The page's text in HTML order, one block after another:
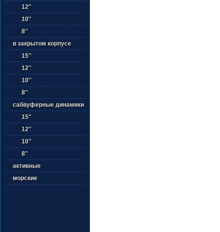
12''
10''
8''
в закрытом корпусе
15''
12''
10''
8''
сабвуферные динамики
15''
12''
10''
8''
активные
морские